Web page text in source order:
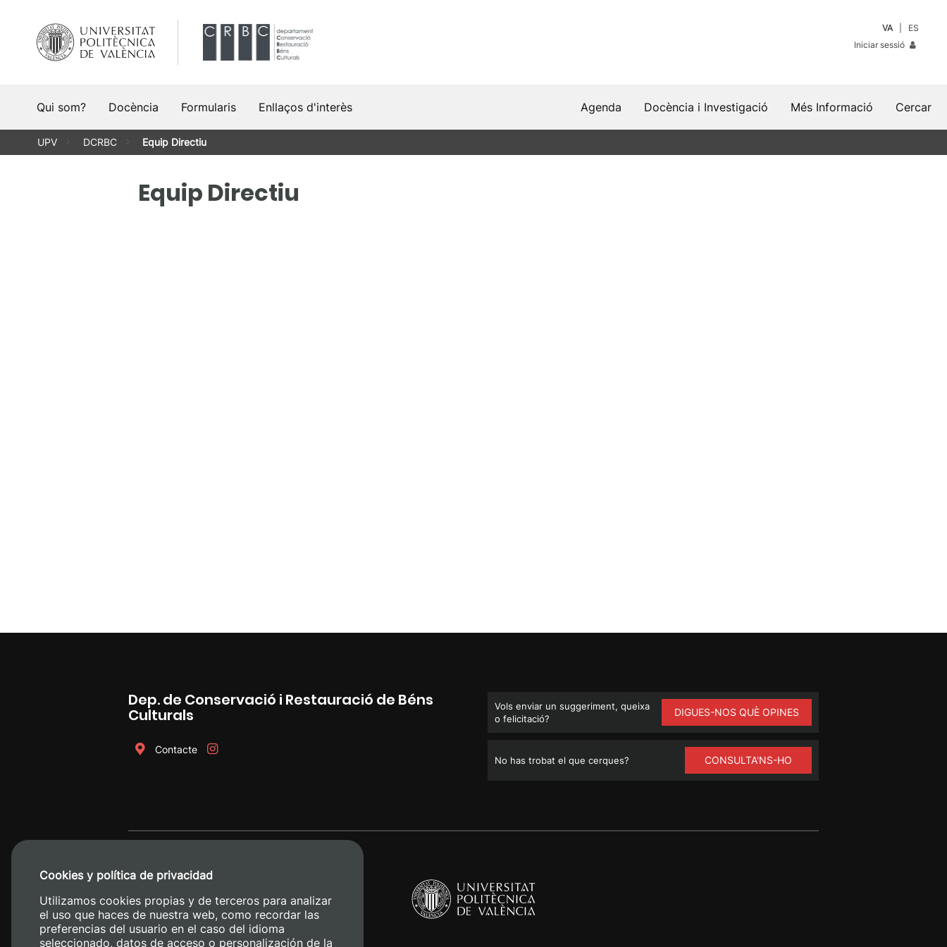
contingut
VA
ES
Iniciar sessió
Qui som? Docència Formularis Enllaços d'interès Cercar
Més Informació
Docència i Investigació
Agenda
UPV DCRBC Equip Directiu
Equip Directiu
Dep. de Conservació i Restauració de Béns
Culturals
Contacte
Vols enviar un suggeriment, queixa
o felicitació?
DIGUES-NOS QUÈ OPINES
No has trobat el que cerques? CONSULTA'NS-HO
Cookies y política de privacidad
Utilizamos cookies propias y de terceros para analizar
el uso que haces de nuestra web, como recordar las
preferencias del usuario en el caso del idioma
seleccionado, datos de acceso o personalización de la